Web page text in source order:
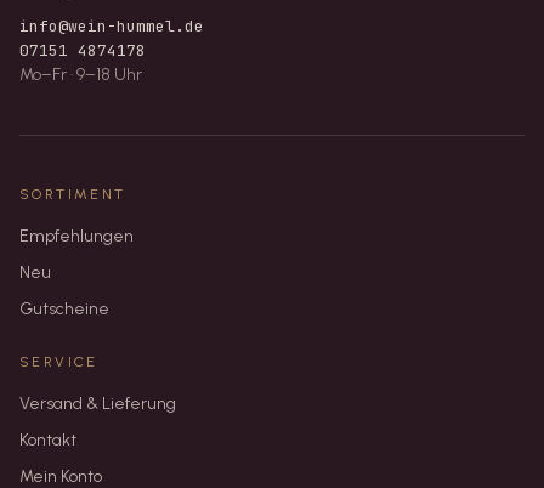
info@wein-hummel.de
07151 4874178
Mo–Fr · 9–18 Uhr
SORTIMENT
Empfehlungen
Neu
Gutscheine
SERVICE
Versand & Lieferung
Kontakt
Mein Konto